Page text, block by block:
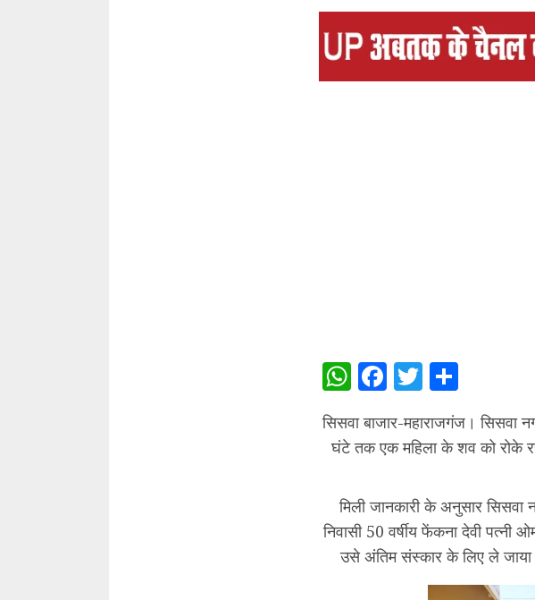
WhatsApp
Facebook
Twitter
सिसवा बाजार-महाराजगंज। सिसवा
घंटे तक एक महिला के शव को रोके
मिली जानकारी के अनुसार सिसवा
निवासी 50 वर्षीय फेंकना देवी
उसे अंतिम संस्कार के लिए ले जाया